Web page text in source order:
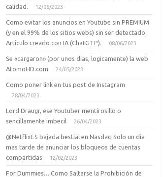
calidad.
12/06/2023
Como evitar los anuncios en Youtube sin PREMIUM
(y en el 99% de los sitios webs) sin ser detectado.
Articulo creado con IA (ChatGTP).
08/06/2023
Se «cargaron» (por unos dias, logicamente) la web
AtomoHD.com
24/05/2023
Como poner link en tus post de Instagram
28/04/2023
Lord Draugr, ese Youtuber mentirosillo o
sencillamente imbecil
26/04/2023
@NetflixES bajada bestial en Nasdaq Solo un dia
mas tarde de anunciar los bloqueos de cuentas
compartidas
12/02/2023
For Dummies… Como Saltarse la Prohibición de